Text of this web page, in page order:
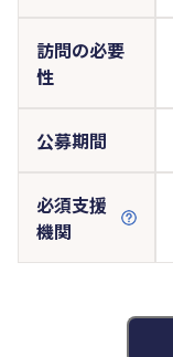
訪問の必要
性
公募期間
必須支援
機関